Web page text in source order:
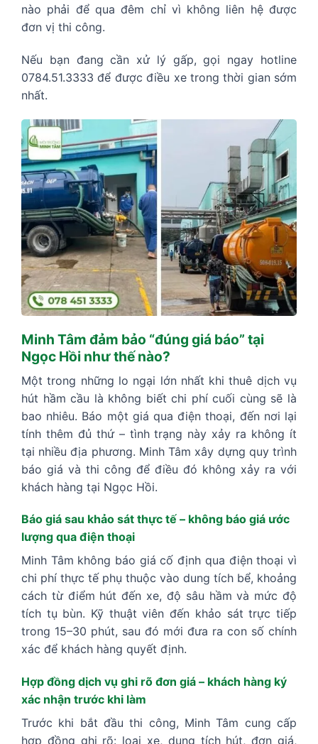
nào phải để qua đêm chỉ vì không liên hệ được
đơn vị thi công.
Nếu bạn đang cần xử lý gấp, gọi ngay hotline
0784.51.3333 để được điều xe trong thời gian sớm
nhất.
Minh Tâm đảm bảo “đúng giá báo” tại
Ngọc Hồi như thế nào?
Một trong những lo ngại lớn nhất khi thuê dịch vụ
hút hầm cầu là không biết chi phí cuối cùng sẽ là
bao nhiêu. Báo một giá qua điện thoại, đến nơi lại
tính thêm đủ thứ – tình trạng này xảy ra không ít
tại nhiều địa phương. Minh Tâm xây dựng quy trình
báo giá và thi công để điều đó không xảy ra với
khách hàng tại Ngọc Hồi.
Báo giá sau khảo sát thực tế – không báo giá ước
lượng qua điện thoại
Minh Tâm không báo giá cố định qua điện thoại vì
chi phí thực tế phụ thuộc vào dung tích bể, khoảng
cách từ điểm hút đến xe, độ sâu hầm và mức độ
tích tụ bùn. Kỹ thuật viên đến khảo sát trực tiếp
trong 15–30 phút, sau đó mới đưa ra con số chính
xác để khách hàng quyết định.
Hợp đồng dịch vụ ghi rõ đơn giá – khách hàng ký
xác nhận trước khi làm
Trước khi bắt đầu thi công, Minh Tâm cung cấp
hợp đồng ghi rõ: loại xe, dung tích hút, đơn giá,